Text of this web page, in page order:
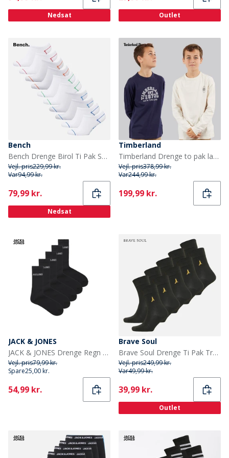
Nedsat Outlet
Bench
Bench Drenge Birol Ti Pak Sportsstrømper Hvid
Vejl. pris229,99 kr.
Var94,99 kr.
Current
79,99 kr.
Nedsat
Timberland
Timberland Drenge to pak langeærmede t-shirts Navy
Vejl. pris378,99 kr.
Var244,99 kr.
Current
199,99 kr.
JACK & JONES
JACK & JONES Drenge Regn 5-pak Crew Sokker Sort
Vejl. pris79,99 kr.
Spare25,00 kr.
Current
54,99 kr.
Brave Soul
Brave Soul Drenge Ti Pak Trænings Sokker Sort
Vejl. pris249,99 kr.
Var49,99 kr.
Current
39,99 kr.
Outlet